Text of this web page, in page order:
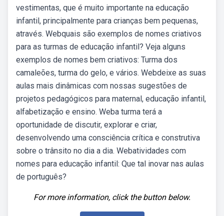
vestimentas, que é muito importante na educação
infantil, principalmente para crianças bem pequenas,
através. Webquais são exemplos de nomes criativos
para as turmas de educação infantil? Veja alguns
exemplos de nomes bem criativos: Turma dos
camaleões, turma do gelo, e vários. Webdeixe as suas
aulas mais dinâmicas com nossas sugestões de
projetos pedagógicos para maternal, educação infantil,
alfabetização e ensino. Weba turma terá a
oportunidade de discutir, explorar e criar,
desenvolvendo uma consciência crítica e construtiva
sobre o trânsito no dia a dia. Webatividades com
nomes para educação infantil: Que tal inovar nas aulas
de português?
For more information, click the button below.